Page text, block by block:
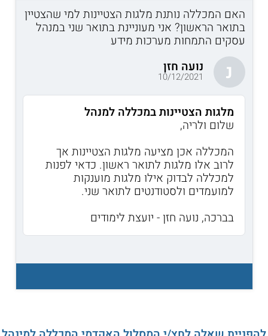
האם המכללה נותנת מלגות הצטיינות למי שהצטיין
בתואר הראשון? אני מעוניינת בתואר שני במנהל
עסקים התמחות מערכות מידע
נ נועה חזן
10/12/2021
מלגות הצטיינות במכללה למנהל
שלום ולריה,
המכללה אכן מציעה מלגות הצטיינות אך
לרוב אלו מלגות לתואר ראשון. כדאי לפנות
למכללה לבדוק אילו מלגות מוענקות
למועמדים ולסטודנטים לתואר שני.
בברכה, נועה חזן - יועצת לימודים